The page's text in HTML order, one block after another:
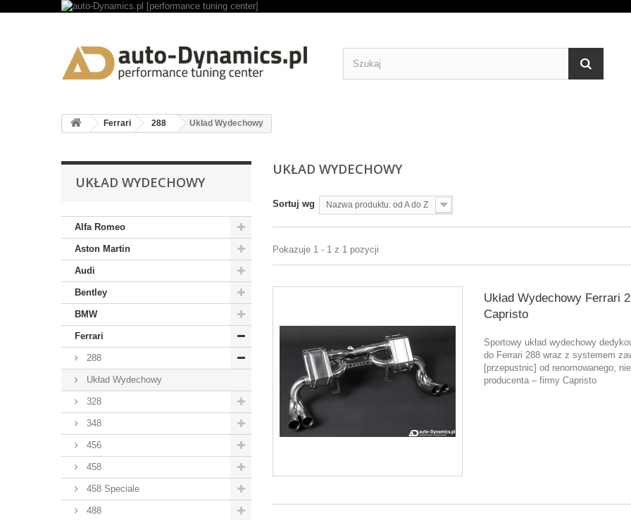
Ferrari 288 Układ Wydechowy
UKŁAD WYDECHOWY
Alfa Romeo
Aston Martin
Audi
Bentley
BMW
Ferrari
288
Układ Wydechowy
328
348
456
458
458 Speciale
488
UKŁAD WYDECHOWY
Sortuj wg Nazwa produktu: od A do Z
Pokazuje 1 - 1 z 1 pozycji
Układ Wydechowy Ferrari
Capristo
Sportowy układ wydechowy
do Ferrari 288 wraz z systemem
[przepustnic] od renomowanego,
producenta – firmy Capristo